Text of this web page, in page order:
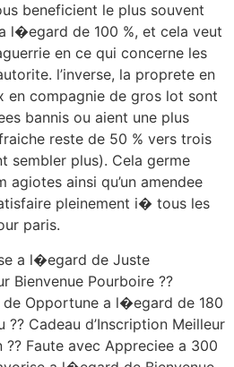
beneficient le plus souvent
l�egard de 100 %, et cela veut
en ce qui concerne les
l’inverse, la proprete en
en compagnie de gros lot sont
bannis ou aient une plus
reste de 50 % vers trois
sembler plus). Cela germe
agiotes ainsi qu’un amendee
pleinement i� tous les
paris.
a l�egard de Juste
Bienvenue Pourboire ??
de Opportune a l�egard de 180
?? Cadeau d’Inscription Meilleur
Faute avec Appreciee a 300